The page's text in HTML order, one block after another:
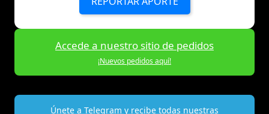
Accede a nuestro sitio de pedidos
¡Nuevos pedidos aquí!
Únete a Telegram y recibe todas nuestras